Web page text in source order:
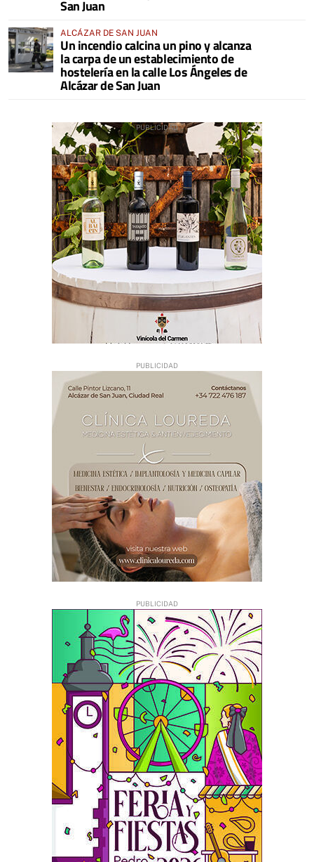
San Juan
ALCÁZAR DE SAN JUAN
Un incendio calcina un pino y alcanza
la carpa de un establecimiento de
hostelería en la calle Los Ángeles de
Alcázar de San Juan